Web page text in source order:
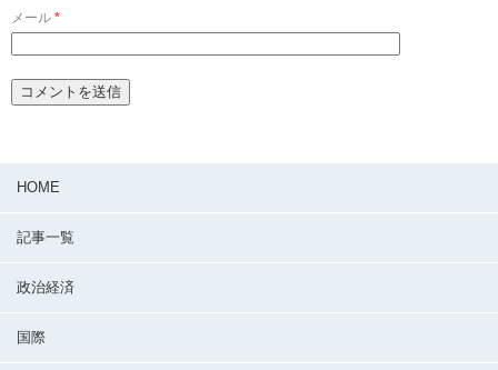
メール *
HOME
記事一覧
政治経済
国際